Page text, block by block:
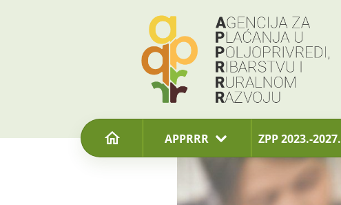
APPRRR ZPP 2023.-2027.